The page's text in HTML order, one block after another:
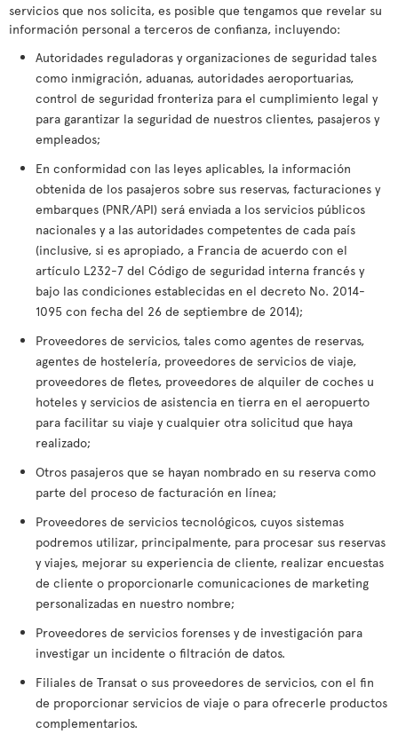
servicios que nos solicita, es posible que tengamos que revelar su
información personal a terceros de confianza, incluyendo:
Autoridades reguladoras y organizaciones de seguridad tales
como inmigración, aduanas, autoridades aeroportuarias,
control de seguridad fronteriza para el cumplimiento legal y
para garantizar la seguridad de nuestros clientes, pasajeros y
empleados;
En conformidad con las leyes aplicables, la información
obtenida de los pasajeros sobre sus reservas, facturaciones y
embarques (PNR/API) será enviada a los servicios públicos
nacionales y a las autoridades competentes de cada país
(inclusive, si es apropiado, a Francia de acuerdo con el
artículo L232-7 del Código de seguridad interna francés y
bajo las condiciones establecidas en el decreto No. 2014-
1095 con fecha del 26 de septiembre de 2014);
Proveedores de servicios, tales como agentes de reservas,
agentes de hostelería, proveedores de servicios de viaje,
proveedores de fletes, proveedores de alquiler de coches u
hoteles y servicios de asistencia en tierra en el aeropuerto
para facilitar su viaje y cualquier otra solicitud que haya
realizado;
Otros pasajeros que se hayan nombrado en su reserva como
parte del proceso de facturación en línea;
Proveedores de servicios tecnológicos, cuyos sistemas
podremos utilizar, principalmente, para procesar sus reservas
y viajes, mejorar su experiencia de cliente, realizar encuestas
de cliente o proporcionarle comunicaciones de marketing
personalizadas en nuestro nombre;
Proveedores de servicios forenses y de investigación para
investigar un incidente o filtración de datos.
Filiales de Transat o sus proveedores de servicios, con el fin
de proporcionar servicios de viaje o para ofrecerle productos
complementarios.